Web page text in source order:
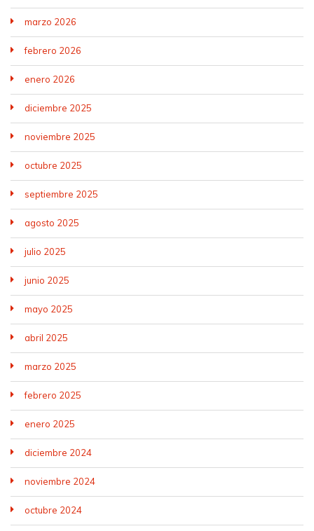
marzo 2026
febrero 2026
enero 2026
diciembre 2025
noviembre 2025
octubre 2025
septiembre 2025
agosto 2025
julio 2025
junio 2025
mayo 2025
abril 2025
marzo 2025
febrero 2025
enero 2025
diciembre 2024
noviembre 2024
octubre 2024